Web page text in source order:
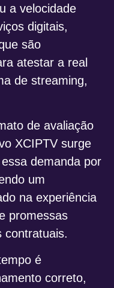
a velocidade
digitais,
são
atestar a real
de streaming,
de avaliação
XCIPTV surge
demanda por
um
na experiência
promessas
contratuais.
é
correto,